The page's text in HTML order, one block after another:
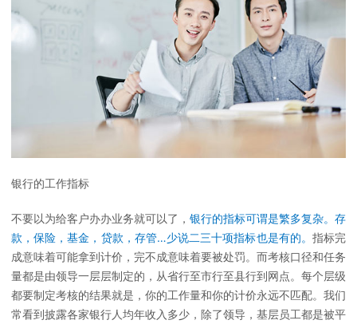
银行的工作指标
不要以为给客户办办业务就可以了， 银行的指标可谓是繁多复杂。存
款，保险，基金，贷款，存管…少说二三十项指标也是有的。 指标完
成意味着可能拿到计价，完不成意味着要被处罚。而考核口径和任务
量都是由领导一层层制定的，从省行至市行至县行到网点。每个层级
都要制定考核的结果就是，你的工作量和你的计价永远不匹配。我们
常看到披露各家银行人均年收入多少，除了领导，基层员工都是被平